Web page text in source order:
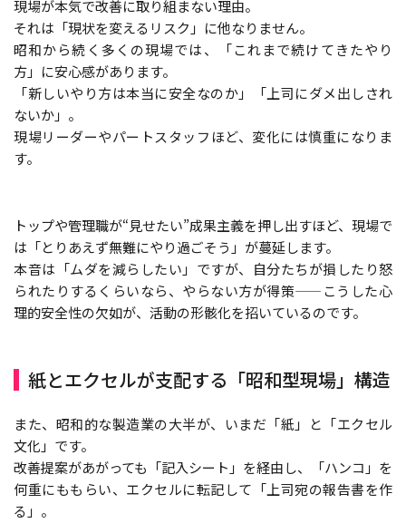
現場が本気で改善に取り組まない理由。
それは「現状を変えるリスク」に他なりません。
昭和から続く多くの現場では、「これまで続けてきたやり
方」に安心感があります。
「新しいやり方は本当に安全なのか」「上司にダメ出しされ
ないか」。
現場リーダーやパートスタッフほど、変化には慎重になりま
す。
トップや管理職が“見せたい”成果主義を押し出すほど、現場で
は「とりあえず無難にやり過ごそう」が蔓延します。
本音は「ムダを減らしたい」ですが、自分たちが損したり怒
られたりするくらいなら、やらない方が得策——こうした心
理的安全性の欠如が、活動の形骸化を招いているのです。
紙とエクセルが支配する「昭和型現場」構造
また、昭和的な製造業の大半が、いまだ「紙」と「エクセル
文化」です。
改善提案があがっても「記入シート」を経由し、「ハンコ」を
何重にももらい、エクセルに転記して「上司宛の報告書を作
る」。